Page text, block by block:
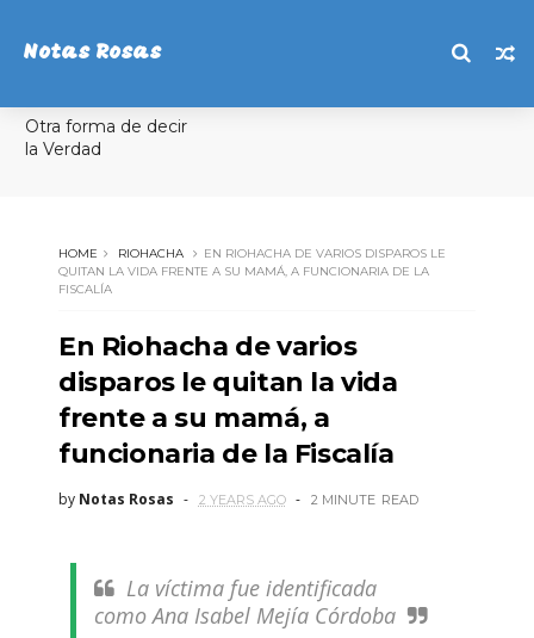
Notas Rosas
Otra forma de decir
la Verdad
HOME RIOHACHA
EN RIOHACHA DE VARIOS DISPAROS LE
QUITAN LA VIDA FRENTE A SU MAMÁ, A FUNCIONARIA DE LA
FISCALÍA
En Riohacha de varios
disparos le quitan la vida
frente a su mamá, a
funcionaria de la Fiscalía
by Notas Rosas 2 YEARS AGO 2 MINUTE READ
La víctima fue identificada
como Ana Isabel Mejía Córdoba